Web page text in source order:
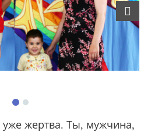
Next
жертва. Ты, мужчина,